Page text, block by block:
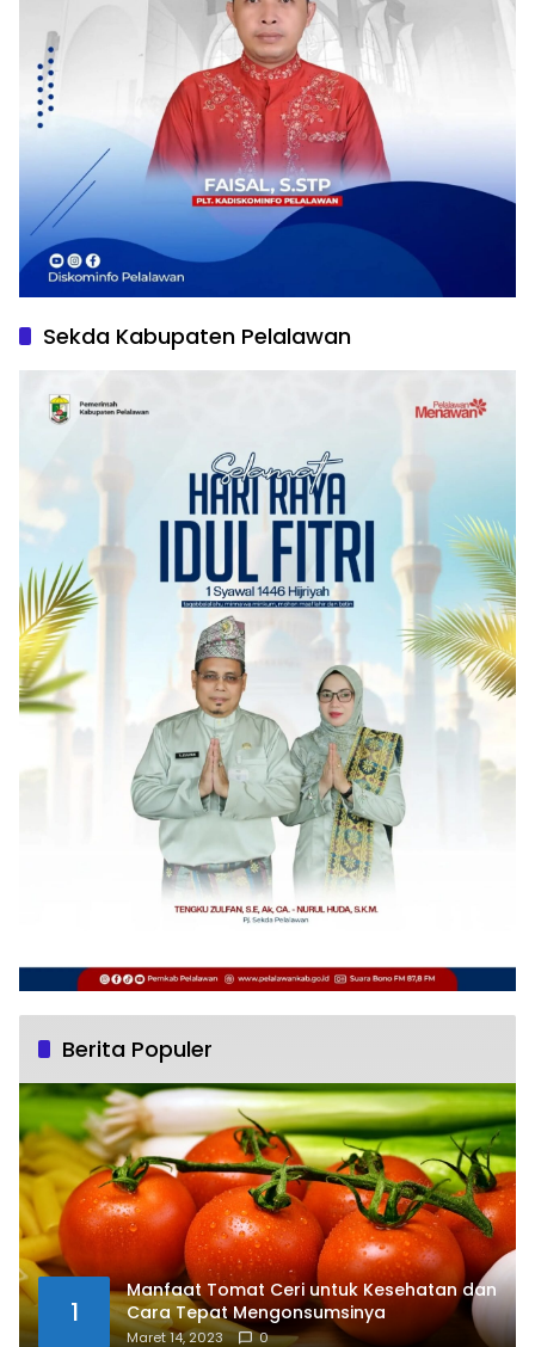
Sekda Kabupaten Pelalawan
Berita Populer
1
Manfaat Tomat Ceri untuk Kesehatan dan
Cara Tepat Mengonsumsinya
Maret 14, 2023 0